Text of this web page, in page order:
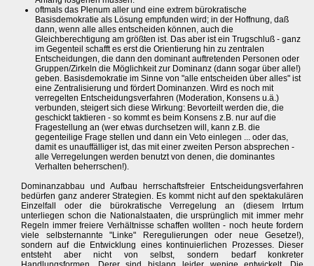
oftmals das Plenum aller und eine extrem bürokratische
Basisdemokratie als Lösung empfunden wird; in der Hoffnung, daß
dann, wenn alle alles entscheiden können, auch die
Gleichberechtigung am größten ist. Das aber ist ein Trugschluß - ganz
im Gegenteil schafft es erst die Orientierung hin zu zentralen
Entscheidungen, die dann den dominant auftretenden Personen oder
Gruppen/Zirkeln die Möglichkeit zur Dominanz (dann sogar über alle!)
geben. Basisdemokratie im Sinne von "alle entscheiden über alles" ist
eine Zentralisierung und fördert Dominanzen. Wird es noch mit
verregelten Entscheidungsverfahren (Moderation, Konsens u.ä.)
verbunden, steigert sich diese Wirkung: Bevorteilt werden die, die
geschickt taktieren - so kommt es beim Konsens z.B. nur auf die
Fragestellung an (wer etwas durchsetzen will, kann z.B. die
gegenteilige Frage stellen und dann ein Veto einlegen ... oder das,
damit es unauffälliger ist, das mit einer zweiten Person absprechen -
alle Verregelungen werden benutzt von denen, die dominantes
Verhalten beherrschen!).
Dominanzabbau und Aufbau herrschaftsfreier Entscheidungsverfahren
bedürfen ganz anderer Strategien. Es kommt nicht auf den spektakulären
Einzelfall oder die bürokratische Verregelung an (diesem Irrtum
unterliegen schon die Nationalstaaten, die ursprünglich mit immer mehr
Regeln immer freiere Verhältnisse schaffen wollten - noch heute fordern
viele selbsternannte "Linke" Reregulierungen oder neue Gesetze!),
sondern auf die Entwicklung eines kontinuierlichen Prozesses. Dieser
entsteht aber nicht von selbst, sondern bedarf konkreter